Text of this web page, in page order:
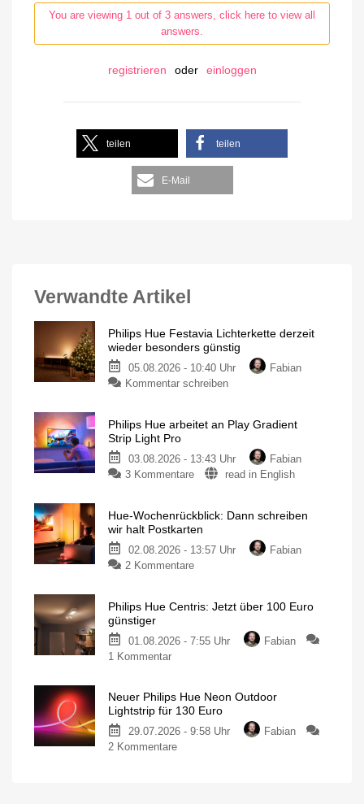
You are viewing 1 out of 3 answers, click here to view all
answers.
registrieren oder einloggen
teilen teilen
E-Mail
Verwandte Artikel
Philips Hue Festavia Lichterkette derzeit
wieder besonders günstig
05.08.2026 - 10:40 Uhr
Fabian
Kommentar schreiben
Philips Hue arbeitet an Play Gradient
Strip Light Pro
03.08.2026 - 13:43 Uhr
Fabian
3 Kommentare
read in English
Hue-Wochenrückblick: Dann schreiben
wir halt Postkarten
02.08.2026 - 13:57 Uhr
Fabian
2 Kommentare
Philips Hue Centris: Jetzt über 100 Euro
günstiger
01.08.2026 - 7:55 Uhr
Fabian
1 Kommentar
Neuer Philips Hue Neon Outdoor
Lightstrip für 130 Euro
29.07.2026 - 9:58 Uhr
Fabian
2 Kommentare